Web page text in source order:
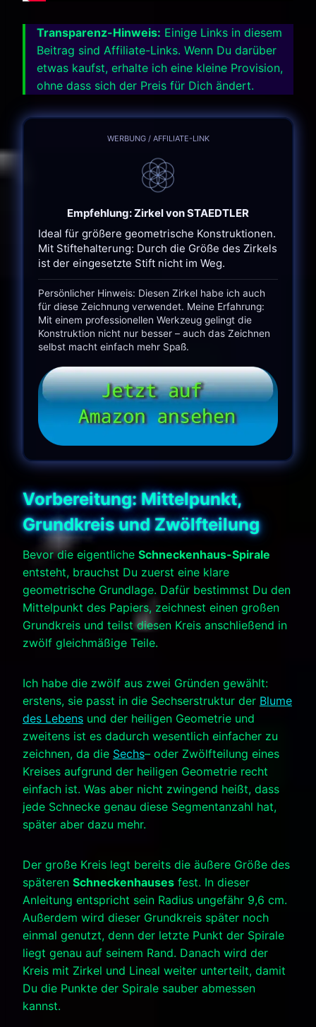
Transparenz-Hinweis: Einige Links in diesem
Beitrag sind Affiliate-Links. Wenn Du darüber
etwas kaufst, erhalte ich eine kleine Provision,
ohne dass sich der Preis für Dich ändert.
WERBUNG / AFFILIATE-LINK
Empfehlung: Zirkel von STAEDTLER
Ideal für größere geometrische Konstruktionen.
Mit Stiftehalterung: Durch die Größe des Zirkels
ist der eingesetzte Stift nicht im Weg.
Persönlicher Hinweis: Diesen Zirkel habe ich auch
für diese Zeichnung verwendet. Meine Erfahrung:
Mit einem professionellen Werkzeug gelingt die
Konstruktion nicht nur besser – auch das Zeichnen
selbst macht einfach mehr Spaß.
Vorbereitung: Mittelpunkt,
Grundkreis und Zwölfteilung
Bevor die eigentliche Schneckenhaus-Spirale
entsteht, brauchst Du zuerst eine klare
geometrische Grundlage. Dafür bestimmst Du den
Mittelpunkt des Papiers, zeichnest einen großen
Grundkreis und teilst diesen Kreis anschließend in
zwölf gleichmäßige Teile.
Ich habe die zwölf aus zwei Gründen gewählt:
erstens, sie passt in die Sechserstruktur der Blume
des Lebens und der heiligen Geometrie und
zweitens ist es dadurch wesentlich einfacher zu
zeichnen, da die Sechs– oder Zwölfteilung eines
Kreises aufgrund der heiligen Geometrie recht
einfach ist. Was aber nicht zwingend heißt, dass
jede Schnecke genau diese Segmentanzahl hat,
später aber dazu mehr.
Der große Kreis legt bereits die äußere Größe des
späteren Schneckenhauses fest. In dieser
Anleitung entspricht sein Radius ungefähr 9,6 cm.
Außerdem wird dieser Grundkreis später noch
einmal genutzt, denn der letzte Punkt der Spirale
liegt genau auf seinem Rand. Danach wird der
Kreis mit Zirkel und Lineal weiter unterteilt, damit
Du die Punkte der Spirale sauber abmessen
kannst.